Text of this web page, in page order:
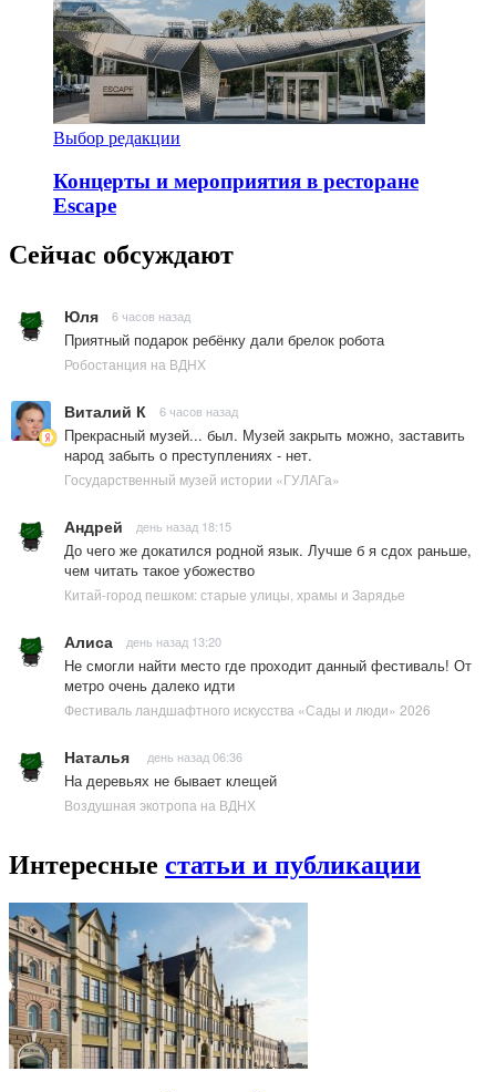
Выбор редакции
Концерты и мероприятия в ресторане
Escape
Сейчас обсуждают
Юля 6 часов назад
Приятный подарок ребёнку дали брелок робота
Робостанция на ВДНХ
Виталий К 6 часов назад
Прекрасный музей... был. Музей закрыть можно, заставить
народ забыть о преступлениях - нет.
Государственный музей истории «ГУЛАГа»
Андрей день назад 18:15
До чего же докатился родной язык. Лучше б я сдох раньше,
чем читать такое убожество
Китай-город пешком: старые улицы, храмы и Зарядье
Алиса день назад 13:20
Не смогли найти место где проходит данный фестиваль! От
метро очень далеко идти
Фестиваль ландшафтного искусства «Сады и люди» 2026
Наталья день назад 06:36
На деревьях не бывает клещей
Воздушная экотропа на ВДНХ
Интересные статьи и публикации